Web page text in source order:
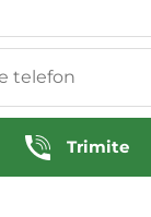
urmatoarele
Centru,
Trimite